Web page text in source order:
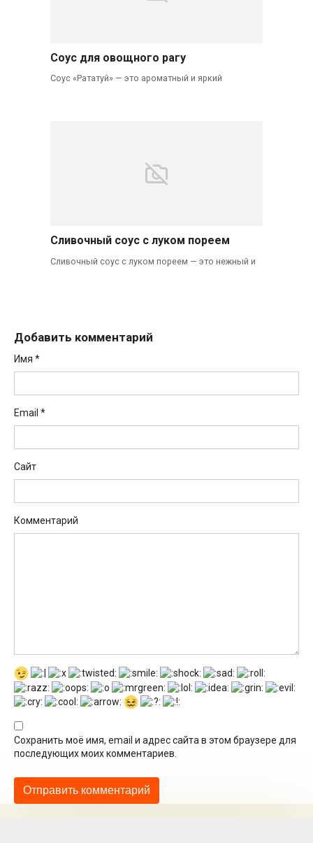
Соус для овощного рагу
Соус «Рататуй» — это ароматный и яркий
Сливочный соус с луком пореем
Сливочный соус с луком пореем — это нежный и
Добавить комментарий
Имя *
Email *
Сайт
Комментарий
Сохранить моё имя, email и адрес сайта в этом браузере для
последующих моих комментариев.